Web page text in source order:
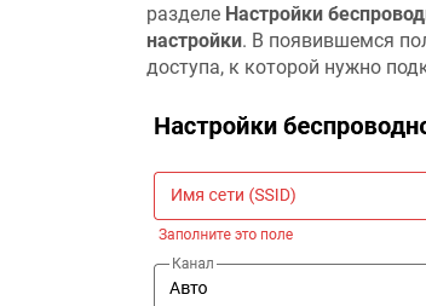
разделе Настройки
настройки. В появившемся
доступа, к которой нужно